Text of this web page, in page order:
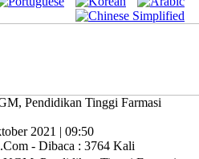
Pendidikan Tinggi Farmasi
2021 | 09:50
- Dibaca : 3764 Kali